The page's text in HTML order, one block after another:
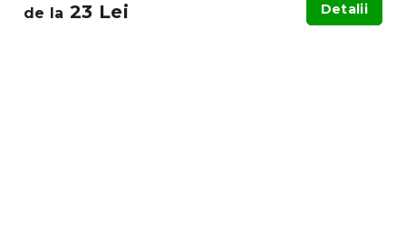
de la 23 Lei Detalii